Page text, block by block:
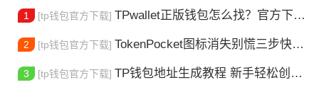
1 [tp钱包官方下载] TPwallet正版钱包怎么找？官方下载渠道全解析
2 [tp钱包官方下载] TokenPocket图标消失别慌三步快速找回你的钱包
3 [tp钱包官方下载] TP钱包地址生成教程 新手轻松创建钱包